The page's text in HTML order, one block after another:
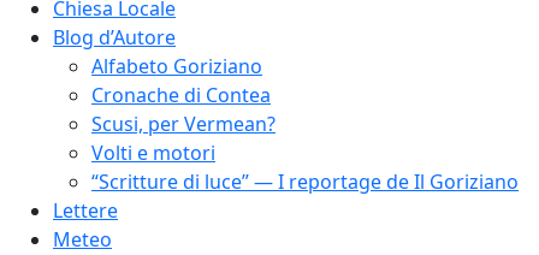
Chiesa Locale
Blog d’Autore
Alfabeto Goriziano
Cronache di Contea
Scusi, per Vermean?
Volti e motori
“Scritture di luce” — I reportage de Il Goriziano
Lettere
Meteo